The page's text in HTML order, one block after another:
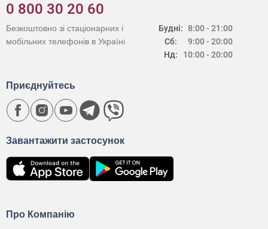
0 800 30 20 60
Будні:
Сб:
Нд:
8:00 - 21:00
9:00 - 20:00
10:00 - 20:00
Безкоштовно зі стаціонарних і
мобільних телефонів в Україні
Про Компанію
Завантажити застосунок
Приєднуйтесь